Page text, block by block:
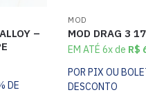
–
DE
MOD
MOD DRAG 3
EM ATÉ 6x de R$
POR PIX OU
DESCONTO